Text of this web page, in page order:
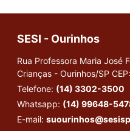
SESI - Ourinhos
Rua Professora Maria José
Crianças - Ourinhos/SP
Telefone: (14) 3302-3500
Whatsapp: (14) 99648-
E-mail: